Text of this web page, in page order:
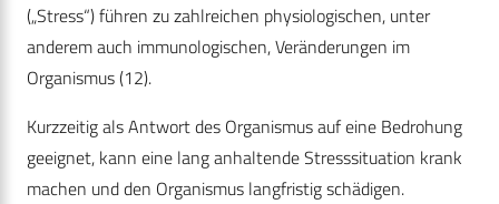
(„Stress“) führen zu zahlreichen physiologischen, unter
anderem auch immunologischen, Veränderungen im
Organismus (12).
Kurzzeitig als Antwort des Organismus auf eine Bedrohung
geeignet, kann eine lang anhaltende Stresssituation krank
machen und den Organismus langfristig schädigen.